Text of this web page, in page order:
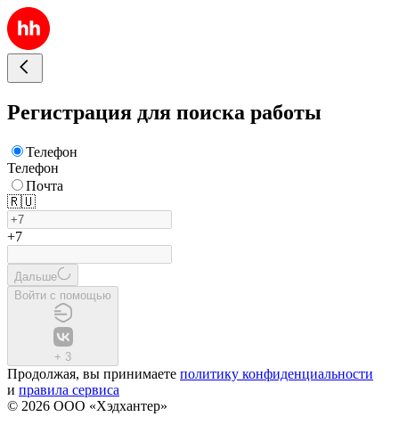
Регистрация для поиска работы
Телефон
Телефон
Почта
🇷🇺
+7
Дальше
Войти с помощью
+ 3
Продолжая, вы принимаете политику конфиденциальности
и правила сервиса
© 2026 ООО «Хэдхантер»